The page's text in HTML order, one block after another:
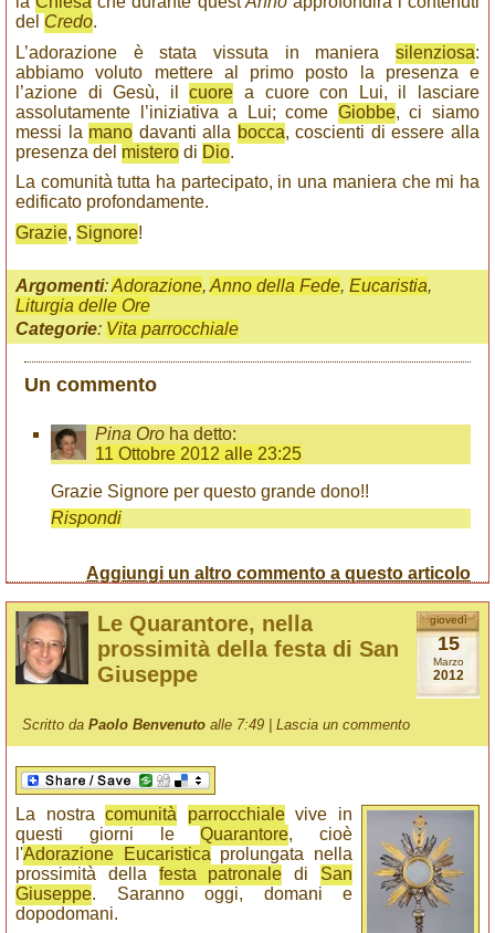
del Credo.
L’adorazione è stata vissuta in maniera silenziosa:
abbiamo voluto mettere al primo posto la presenza e
l’azione di Gesù, ilcuore a cuore con Lui, il lasciare
assolutamente l’iniziativa a Lui; come Giobbe, ci siamo
messi la mano davanti alla bocca, coscienti di essere alla
presenza del mistero di Dio.
La comunità tutta ha partecipato, in una maniera che mi ha
edificato profondamente.
Grazie, Signore!
Argomenti:Adorazione, Anno della Fede, Eucaristia,
Liturgia delle Ore
Categorie: Vita parrocchiale
Un commento
Pina Oro ha detto:
11 Ottobre 2012 alle 23:25
Grazie Signore per questo grande dono!!
Rispondi
Aggiungi un altro commento a questo articolo
giovedì
15
Marzo
2012
Le Quarantore, nella
prossimità della festa di San
Giuseppe
Scritto daPaolo Benvenuto alle 7:49 |Lascia un commento
La nostracomunità parrocchialevive in
questi giorni leQuarantore, cioè
l'Adorazione Eucaristica prolungata nella
prossimità della festa patronale di San
Giuseppe. Saranno oggi, domani e
dopodomani.